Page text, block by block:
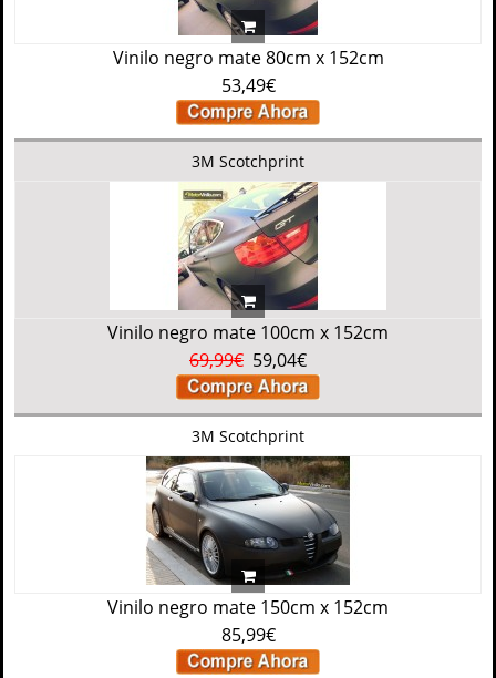
Vinilo negro mate 80cm x 152cm
53,49€
3M Scotchprint
Vinilo negro mate 100cm x 152cm
69,99€ 59,04€
3M Scotchprint
Vinilo negro mate 150cm x 152cm
85,99€